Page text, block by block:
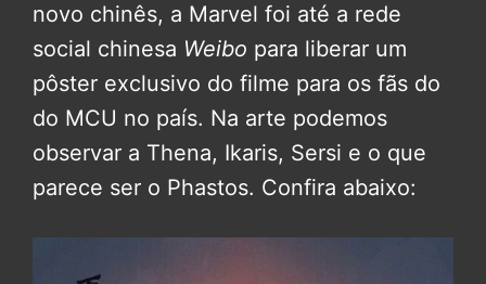
novo chinês, a Marvel foi até a rede
social chinesa Weibo para liberar um
pôster exclusivo do filme para os fãs do
do MCU no país. Na arte podemos
observar a Thena, Ikaris, Sersi e o que
parece ser o Phastos. Confira abaixo: